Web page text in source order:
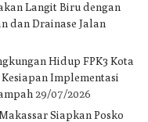
Langit Biru dengan
dan Drainase Jalan
Hidup FPK3 Kota
Implementasi
29/07/2026
Siapkan Posko